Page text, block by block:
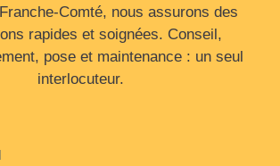
nous assurons des
rapides et soignées. Conseil,
pose et maintenance : un seul
interlocuteur.